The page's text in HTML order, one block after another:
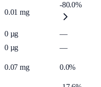
0.01 mg
-80.0%
0 µg
—
0 µg —
0.07 mg 0.0%